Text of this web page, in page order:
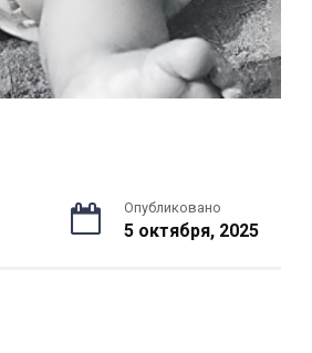
Опубликовано
5 октября, 2025